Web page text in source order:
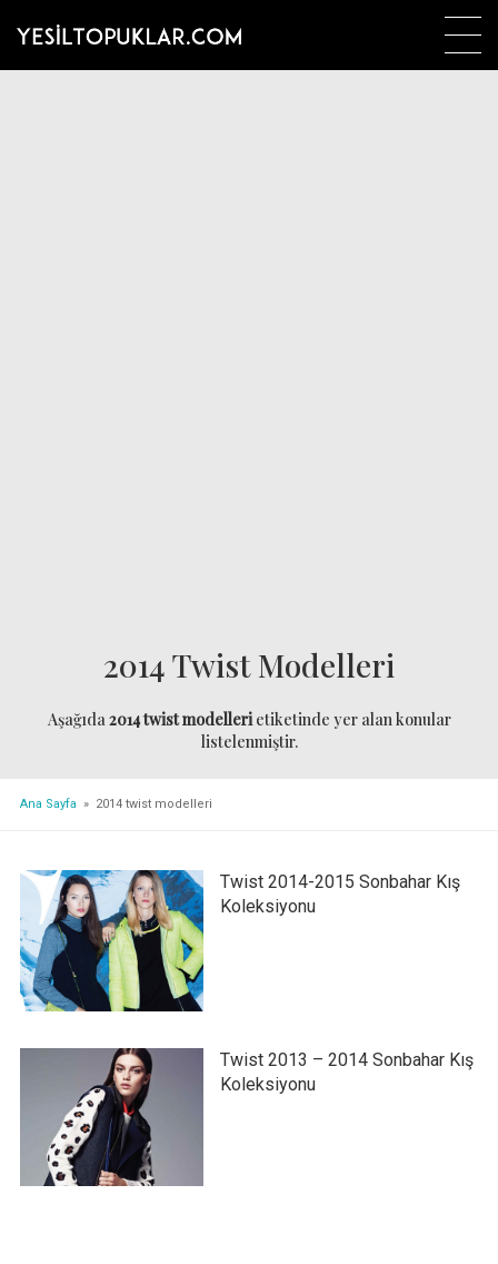
2014 Twist Modelleri
Aşağıda2014 twist modellerietiketinde yer alan konular
listelenmiştir.
Ana Sayfa » 2014 twist modelleri
Twist 2014-2015 Sonbahar Kış
Koleksiyonu
Twist 2013 – 2014 Sonbahar Kış
Koleksiyonu